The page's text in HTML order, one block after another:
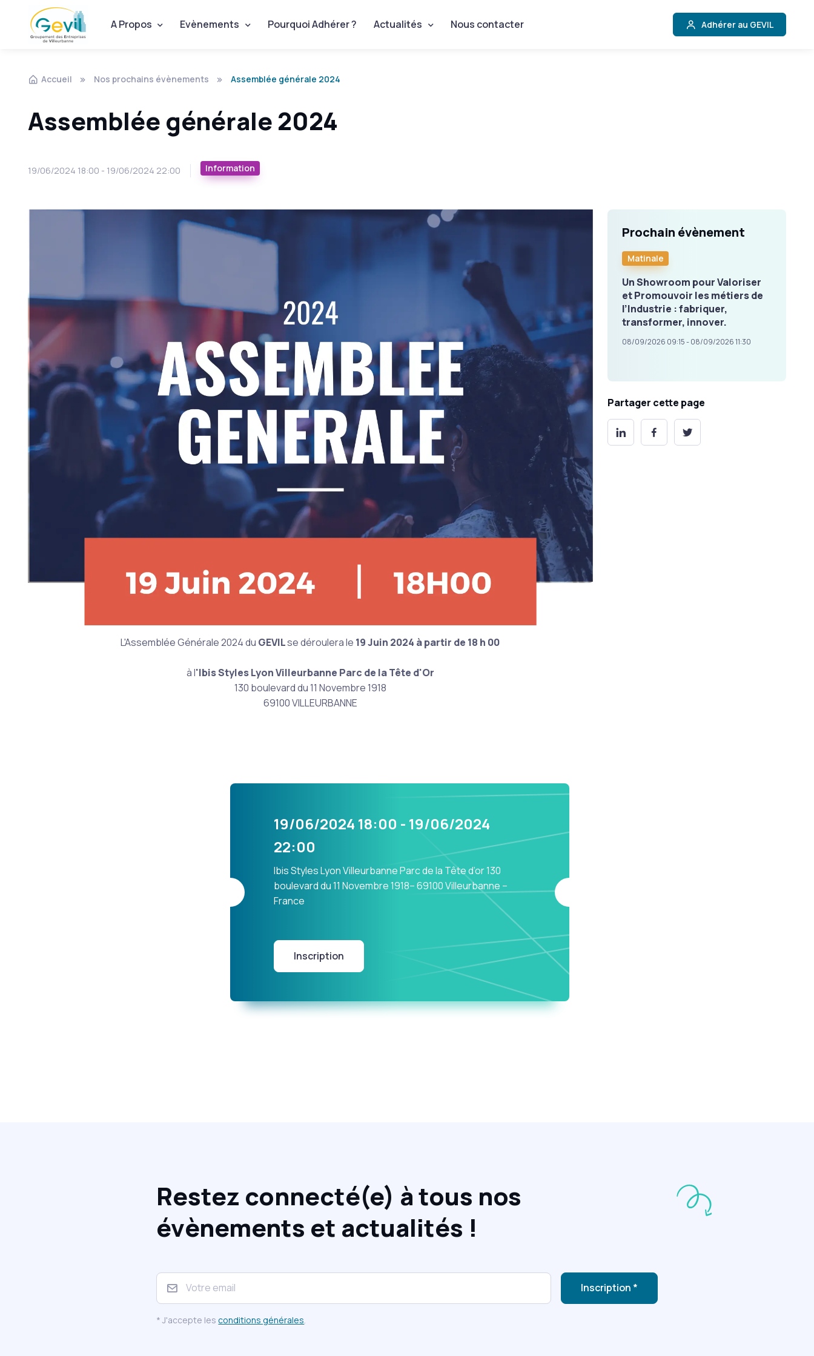
A Propos Evènements Pourquoi Adhérer ? Actualités Nous contacter Adhérer au GEVIL
Accueil Nos prochains évènements Assemblée générale 2024
Assemblée générale 2024
19/06/2024 18:00 - 19/06/2024 22:00 Information
L'Assemblée Générale 2024 du GEVILse déroulera le 19 Juin 2024 à partir de 18 h 00
à l'Ibis Styles Lyon Villeurbanne Parc de la Tête d'Or
130 boulevard du 11 Novembre 1918
69100 VILLEURBANNE
Prochain évènement
Matinale
Un Showroom pour Valoriser
et Promouvoir les métiers de
l’Industrie : fabriquer,
transformer, innover.
08/09/2026 09:15 - 08/09/2026 11:30
Partager cette page
19/06/2024 18:00 - 19/06/2024
22:00
Ibis Styles Lyon Villeurbanne Parc de la Tête d’or 130
boulevard du 11 Novembre 1918– 69100 Villeurbanne –
France
Inscription
Restez connecté(e) à tous nos
évènements et actualités !
Inscription *
* J'accepte lesconditions générales.